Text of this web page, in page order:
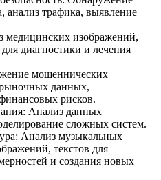
анализ трафика, выявление
изображений,
диагностики и лечения
мошеннических
данных,
рисков.
Анализ данных
сложных систем.
Анализ музыкальных
текстов для
и создания новых